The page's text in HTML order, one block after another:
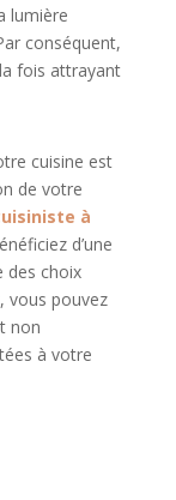
lumière
conséquent,
fois attrayant
cuisine est
de votre
à
d’une
des choix
vous pouvez
non
à votre